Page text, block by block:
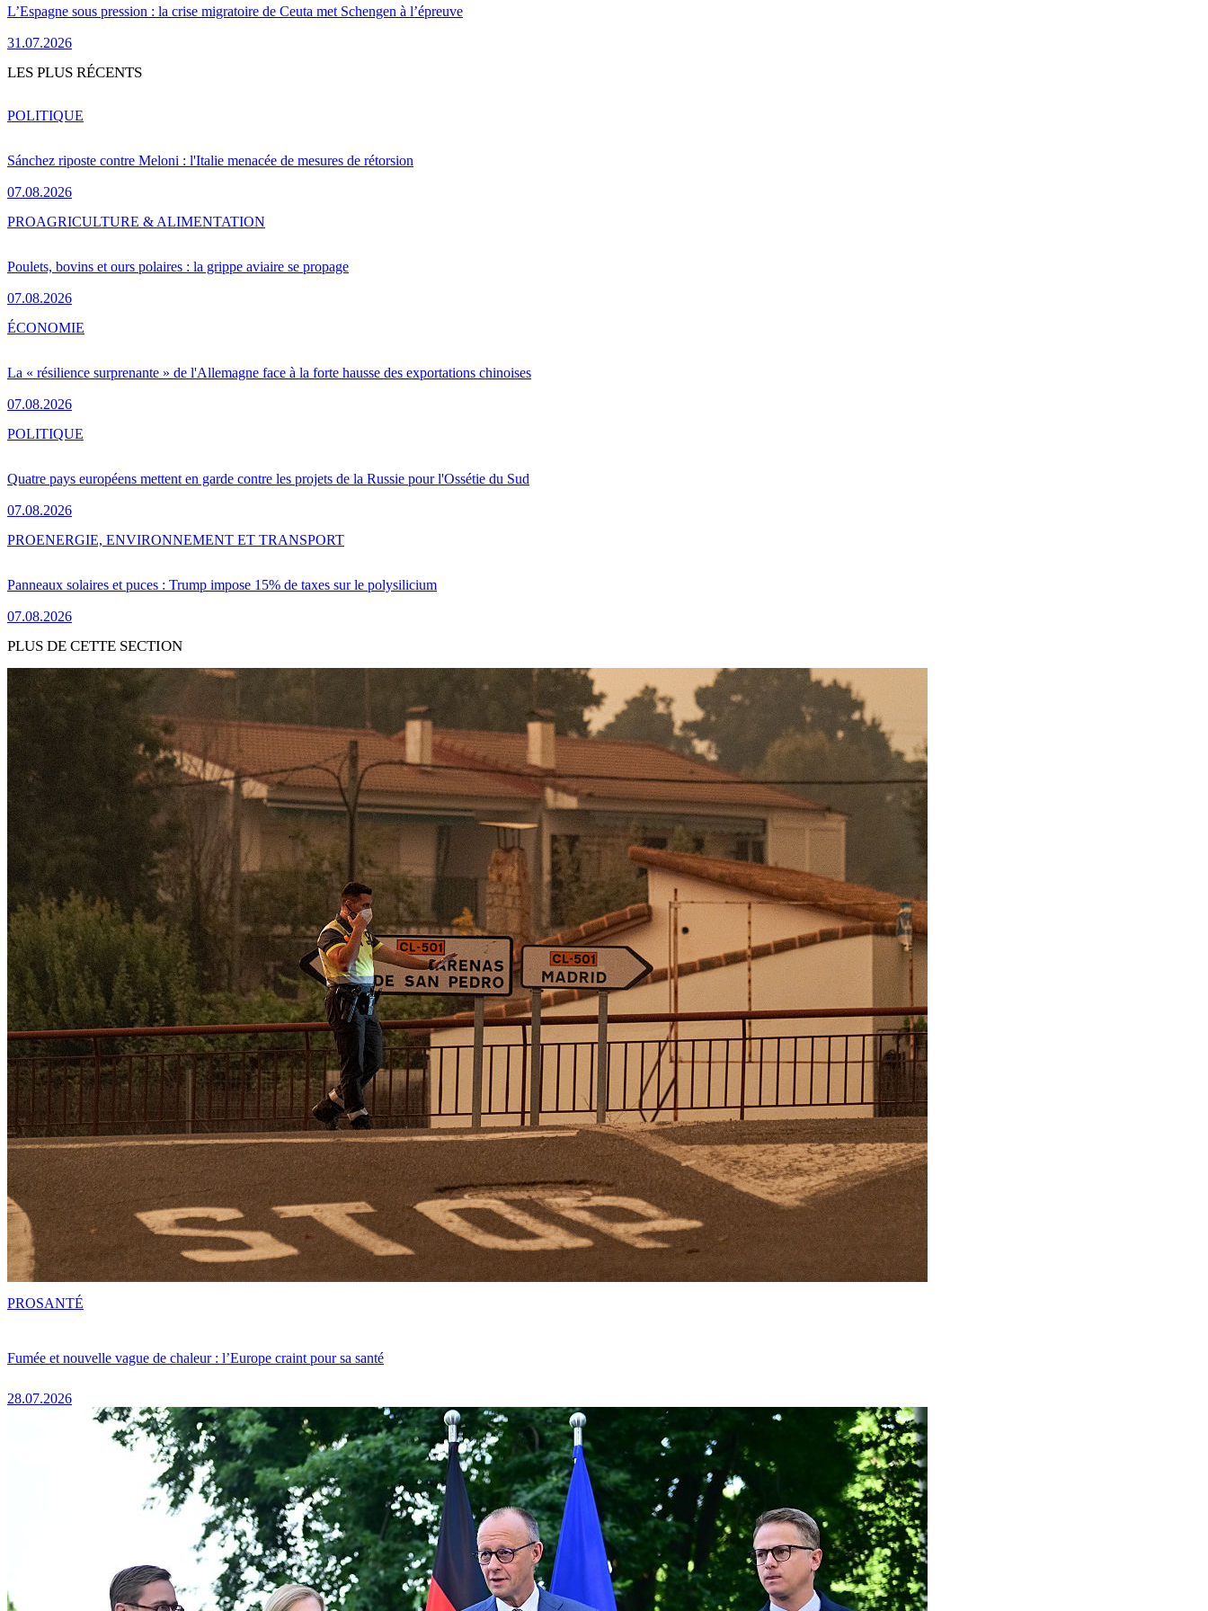
L’Espagne sous pression : la crise migratoire de Ceuta met Schengen à l’épreuve
31.07.2026
LES PLUS RÉCENTS
Sánchez riposte contre Meloni : l'Italie menacée de mesures de rétorsion
07.08.2026
POLITIQUE
Poulets, bovins et ours polaires : la grippe aviaire se propage
07.08.2026
PROAGRICULTURE & ALIMENTATION
La « résilience surprenante » de l'Allemagne face à la forte hausse des exportations chinoises
07.08.2026
ÉCONOMIE
Quatre pays européens mettent en garde contre les projets de la Russie pour l'Ossétie du Sud
07.08.2026
POLITIQUE
Panneaux solaires et puces : Trump impose 15% de taxes sur le polysilicium
07.08.2026
PROENERGIE, ENVIRONNEMENT ET TRANSPORT
PLUS DE CETTE SECTION
Fumée et nouvelle vague de chaleur : l’Europe craint pour sa santé
28.07.2026
PROSANTÉ